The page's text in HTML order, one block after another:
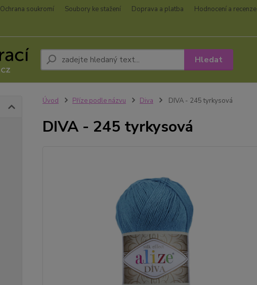
Ochrana soukromí Soubory ke stažení Doprava a platba Hodnocení a recenze
Hledat
Úvod Příze podle názvu Diva DIVA - 245 tyrkysová
DIVA - 245 tyrkysová